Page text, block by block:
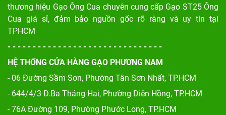
thương hiệu Gạo Ông Cua chuyên cung cấp Gạo ST25 Ông
Cua giá sỉ, đảm bảo nguồn gốc rõ ràng và uy tín tại
TPHCM
- - - - - - - - - - - - - - - - - - - - - - - - - - - - - - -
HỆ THỐNG CỬA HÀNG GẠO PHƯƠNG NAM
- 06 Đường Sầm Sơn, Phường Tân Sơn Nhất, TP.HCM
- 644/4/3 Đ.Ba Tháng Hai, Phường Diên Hồng, TP.HCM
- 76A Đường 109, Phường Phước Long, TP.HCM